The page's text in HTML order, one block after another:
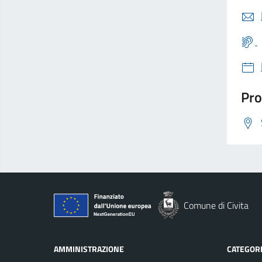
Comune di Civita
AMMINISTRAZIONE